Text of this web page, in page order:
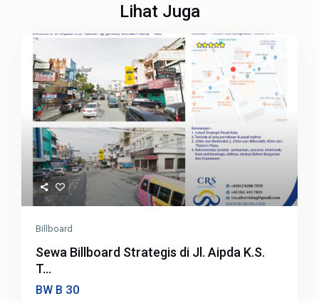
Lihat Juga
Billboard
Sewa Billboard Strategis di Jl. Aipda K.S.
T...
BW B 30